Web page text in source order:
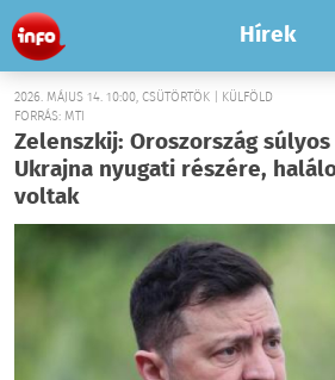
Hírek
2026. MÁJUS 14. 10:00, CSÜTÖRTÖK | KÜLFÖLD
FORRÁS: MTI
Zelenszkij: Oroszország
Ukrajna nyugati részére,
voltak